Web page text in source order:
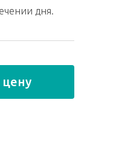
дня.
цену